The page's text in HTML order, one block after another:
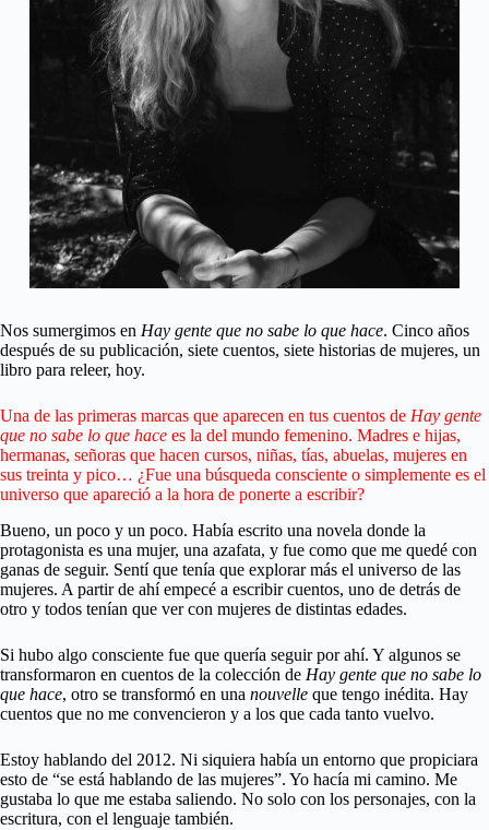
Nos sumergimos en Hay gente que no sabe lo que hace. Cinco años
después de su publicación, siete cuentos, siete historias de mujeres, un
libro para releer, hoy.
Una de las primeras marcas que aparecen en tus cuentos de Hay gente
que no sabe lo que hace es la del mundo femenino. Madres e hijas,
hermanas, señoras que hacen cursos, niñas, tías, abuelas, mujeres en
sus treinta y pico… ¿Fue una búsqueda consciente o simplemente es el
universo que apareció a la hora de ponerte a escribir?
Bueno, un poco y un poco. Había escrito una novela donde la
protagonista es una mujer, una azafata, y fue como que me quedé con
ganas de seguir. Sentí que tenía que explorar más el universo de las
mujeres. A partir de ahí empecé a escribir cuentos, uno de detrás de
otro y todos tenían que ver con mujeres de distintas edades.
Si hubo algo consciente fue que quería seguir por ahí. Y algunos se
transformaron en cuentos de la colección de Hay gente que no sabe lo
que hace, otro se transformó en una nouvelle que tengo inédita. Hay
cuentos que no me convencieron y a los que cada tanto vuelvo.
Estoy hablando del 2012. Ni siquiera había un entorno que propiciara
esto de “se está hablando de las mujeres”. Yo hacía mi camino. Me
gustaba lo que me estaba saliendo. No solo con los personajes, con la
escritura, con el lenguaje también.